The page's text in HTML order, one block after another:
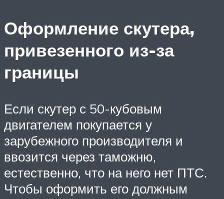
Оформление скутера,
привезенного из-за
границы
Если скутер с 50-кубовым
двигателем покупается у
зарубежного производителя и
ввозится через таможню,
естественно, что на него нет ПТС.
Чтобы оформить его должным